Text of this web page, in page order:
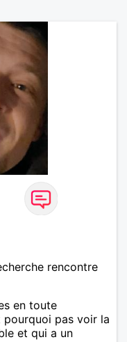
rencontre
en toute
pas voir la
et qui a un